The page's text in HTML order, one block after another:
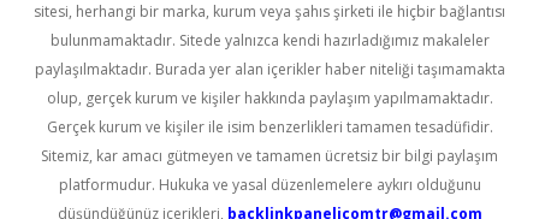
sitesi, herhangi bir marka, kurum veya şahıs şirketi ile hiçbir bağlantısı
bulunmamaktadır. Sitede yalnızca kendi hazırladığımız makaleler
paylaşılmaktadır. Burada yer alan içerikler haber niteliği taşımamakta
olup, gerçek kurum ve kişiler hakkında paylaşım yapılmamaktadır.
Gerçek kurum ve kişiler ile isim benzerlikleri tamamen tesadüfidir.
Sitemiz, kar amacı gütmeyen ve tamamen ücretsiz bir bilgi paylaşım
platformudur. Hukuka ve yasal düzenlemelere aykırı olduğunu
düşündüğünüz içerikleri, backlinkpanelicomtr@gmail.com